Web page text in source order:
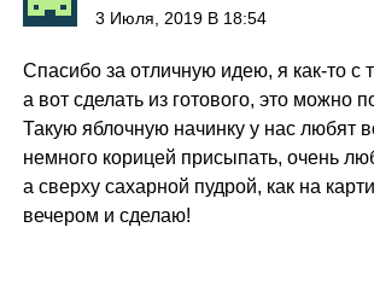
3 Июля, 2019 В 18:54
Спасибо за отличную идею, я как-то с
а вот сделать из готового, это можно
Такую яблочную начинку у нас любят
немного корицей присыпать, очень
а сверху сахарной пудрой, как на
вечером и сделаю!